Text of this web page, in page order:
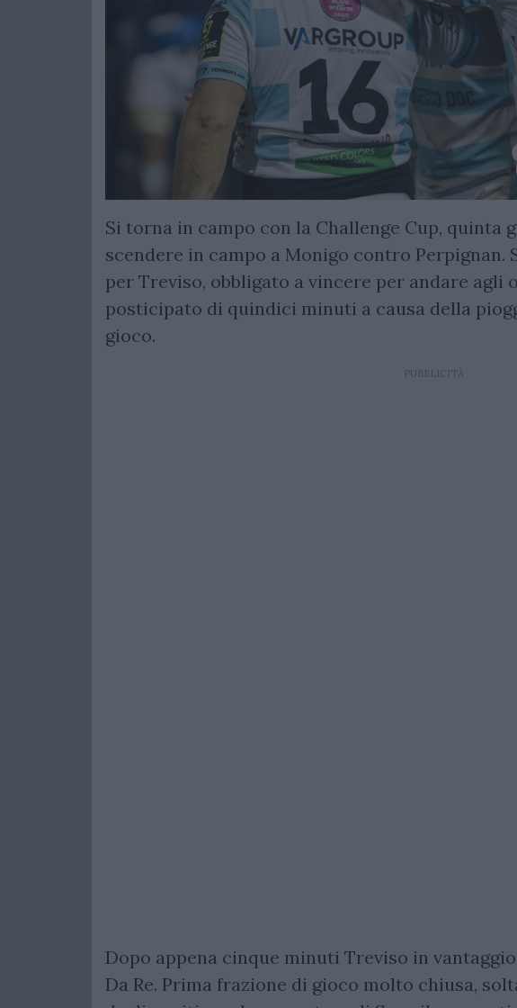
Si torna in campo con la Challenge Cup, quinta
scendere in campo a Monigo contro Perpignan.
per Treviso, obbligato a vincere per andare agli
posticipato di quindici minuti a causa della
gioco.
Dopo appena cinque minuti Treviso in
Da Re. Prima frazione di gioco molto chiusa,